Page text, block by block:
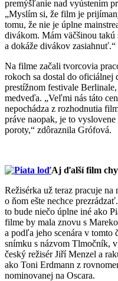
premýšľanie nad vyústením
„Myslím si, že film je
tomu, že nie je úplne
divákom. Mám väčšinou takú
a dokáže divákov zasiahnuť.“
Na filme začali tvorcovia
rokoch sa dostal do oficiálnej
prestížnom festivale
medveďa. „Veľmi nás táto
nepochádza z rozhodnutia
práve naopak, je to
poroty,“ zdôraznila Grófová.
Aj ďalší film
Režisérka už teraz pracuje
o ňom ešte nechce
to bude niečo úplne iné ako
filme by mala znovu s
a podľa jeho scenára v tomto
snímku s názvom Tlmočník,
český režisér Jiří Menzel a
ako Toni Erdmann z
nominovanej na Oscara.